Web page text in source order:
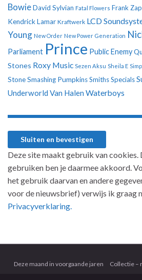
BowieDavid Sylvian Fatal Flowers Frank
Kendrick Lamar Kraftwerk LCD
Young New Order New Power Generation
Parliament Prince Public Enemy
Stones Roxy Music Sezen Aksu Sheila E
StoneSmashing PumpkinsSmithsSpecials
Underworld Van Halen Waterboys
Deze site maakt gebruik van cookies.
gebruiken ben je daarmee akkoord.
het gebruik daarvan en andere
voor de nieuwsbrief) verwijs ik graag
Privacyverklaring.
Deze maand in voorgaande jaren Collectie –